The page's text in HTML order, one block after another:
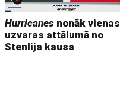
Hurricanes nonāk vienas
uzvaras attālumā no
Stenlija kausa